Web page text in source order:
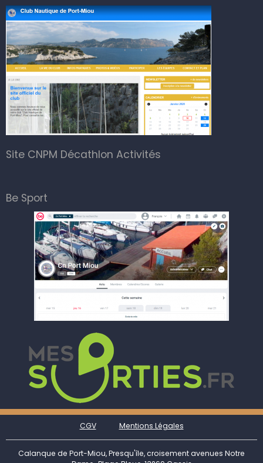
Site CNPM Décathlon Activités
Be Sport
CGV Mentions Légales
Calanque de Port-Miou, Presqu'île, croisement avenues Notre